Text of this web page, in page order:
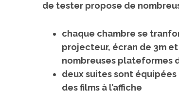
de tester propose de
chaque chambre se
projecteur, écran de 3m
nombreuses plateformes
deux suites sont
des films à l’affiche